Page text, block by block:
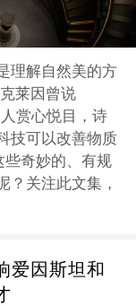
理解自然美的方
莱因曾说
赏心悦目，诗
技可以改善物质
些奇妙的、有规
？关注此文集，
爱因斯坦和